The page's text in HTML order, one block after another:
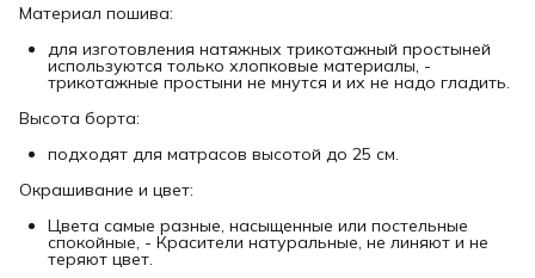
Материал пошива:
для изготовления натяжных трикотажный простыней
используются только хлопковые материалы, -
трикотажные простыни не мнутся и их не надо гладить.
Высота борта:
подходят для матрасов высотой до 25 см.
Окрашивание и цвет:
Цвета самые разные, насыщенные или постельные
спокойные, - Красители натуральные, не линяют и не
теряют цвет.